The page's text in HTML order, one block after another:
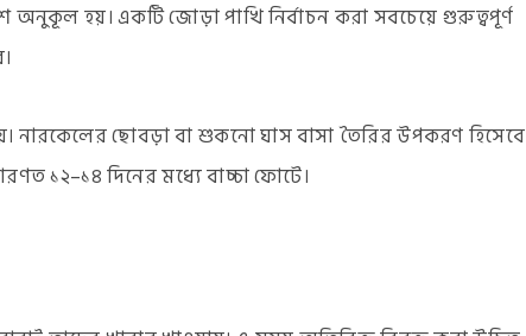
অনুকূল হয়। একটি জোড়া পাখি নির্বাচন করা সবচেয়ে গুরুত্বপূর্ণ
নারকেলের ছোবড়া বা শুকনো ঘাস বাসা তৈরির উপকরণ হিসেবে
১২–১৪ দিনের মধ্যে বাচ্চা ফোটে।